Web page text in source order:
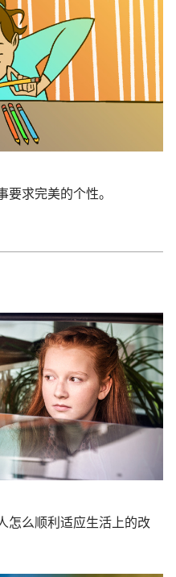
求完美的个性。
怎么顺利适应生活上的改